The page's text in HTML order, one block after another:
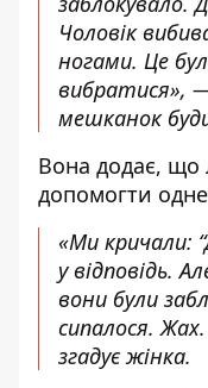
Чоловік
ногами. Це
вибратися»,
мешканок
Вона додає, що
допомогти
«Ми кричали:
у відповідь.
вони були
сипалося.
згадує жінка.